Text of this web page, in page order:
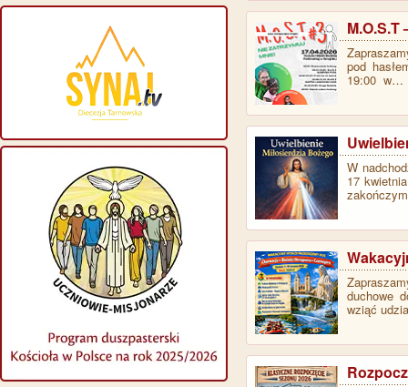
pod
19:00 w…
W
17
duchowe
wziąć